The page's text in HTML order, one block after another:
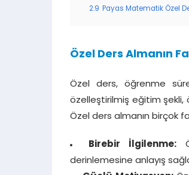
2.9
Payas Matematik Özel
Özel Ders Almanın
Özel ders, öğrenme
özelleştirilmiş eğitim şekli,
Özel ders almanın birçok
Birebir İlgilenme:
derinlemesine anlayış